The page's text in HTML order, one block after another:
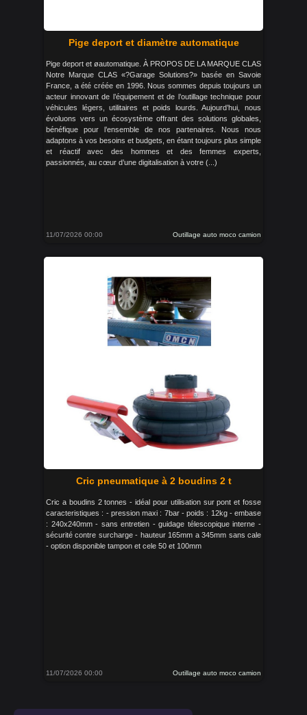
Pige deport et diamètre automatique
Pige deport et øautomatique. À PROPOS DE LA MARQUE CLAS
Notre Marque CLAS «?Garage Solutions?» basée en Savoie
France, a été créée en 1996. Nous sommes depuis toujours un
acteur innovant de l’équipement et de l’outillage technique pour
véhicules légers, utilitaires et poids lourds. Aujourd’hui, nous
évoluons vers un écosystème offrant des solutions globales,
bénéfique pour l’ensemble de nos partenaires. Nous nous
adaptons à vos besoins et budgets, en étant toujours plus simple
et réactif avec des hommes et des femmes experts,
passionnés, au cœur d’une digitalisation à votre (...)
11/07/2026 00:00 Outillage auto moco camion
Cric pneumatique à 2 boudins 2 t
Cric a boudins 2 tonnes - idéal pour utilisation sur pont et fosse
caracteristiques : - pression maxi : 7bar - poids : 12kg - embase
: 240x240mm - sans entretien - guidage télescopique interne -
sécurité contre surcharge - hauteur 165mm a 345mm sans cale
- option disponible tampon et cele 50 et 100mm
11/07/2026 00:00 Outillage auto moco camion